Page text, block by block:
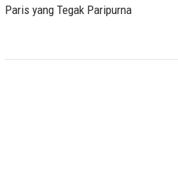
Paris yang Tegak Paripurna